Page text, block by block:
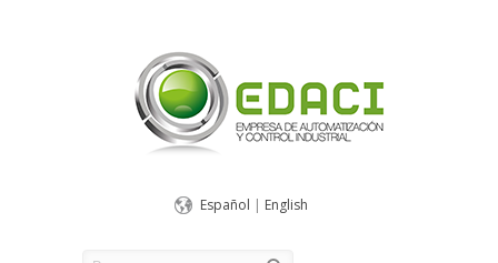
Español | English